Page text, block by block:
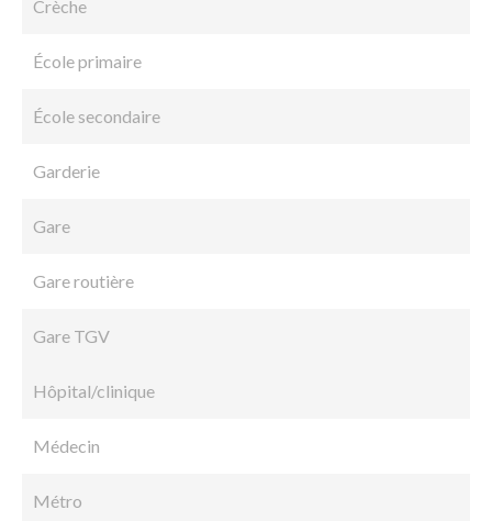
Crèche
École primaire
École secondaire
Garderie
Gare
Gare routière
Gare TGV
Hôpital/clinique
Médecin
Métro